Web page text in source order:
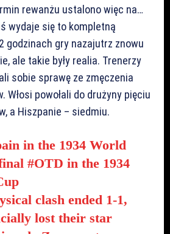
rewanżu ustalono więc na…
wydaje się to kompletną
godzinach gry nazajutrz znowu
ale takie były realia. Trenerzy
sobie sprawę ze zmęczenia
Włosi powołali do drużyny pięciu
a Hiszpanie – siedmiu.
in the 1934 World
#OTD in the 1934
clash ended 1-1,
lost their star